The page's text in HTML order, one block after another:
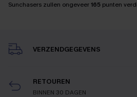
Sunchasers zullen ongeveer165 punten
VERZENDGEGEVENS
RETOUREN
BINNEN 30 DAGEN